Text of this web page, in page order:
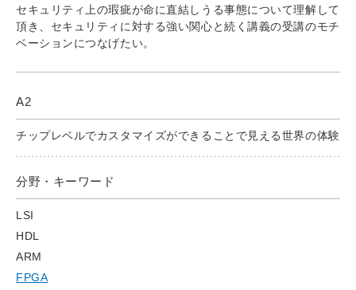
セキュリティ上の瑕疵が命に直結しうる事態について理解して
頂き、セキュリティに対する強い関心と続く講義の受講のモチ
ベーションにつなげたい。
A2
チップレベルでカスタマイズができることで見える世界の体験
分野・キーワード
LSI
HDL
ARM
FPGA